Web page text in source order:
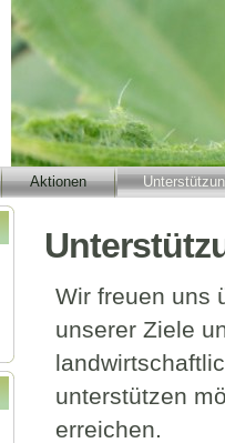
Aktionen
Wir freuen uns
unserer Ziele
unterstützen
erreichen.